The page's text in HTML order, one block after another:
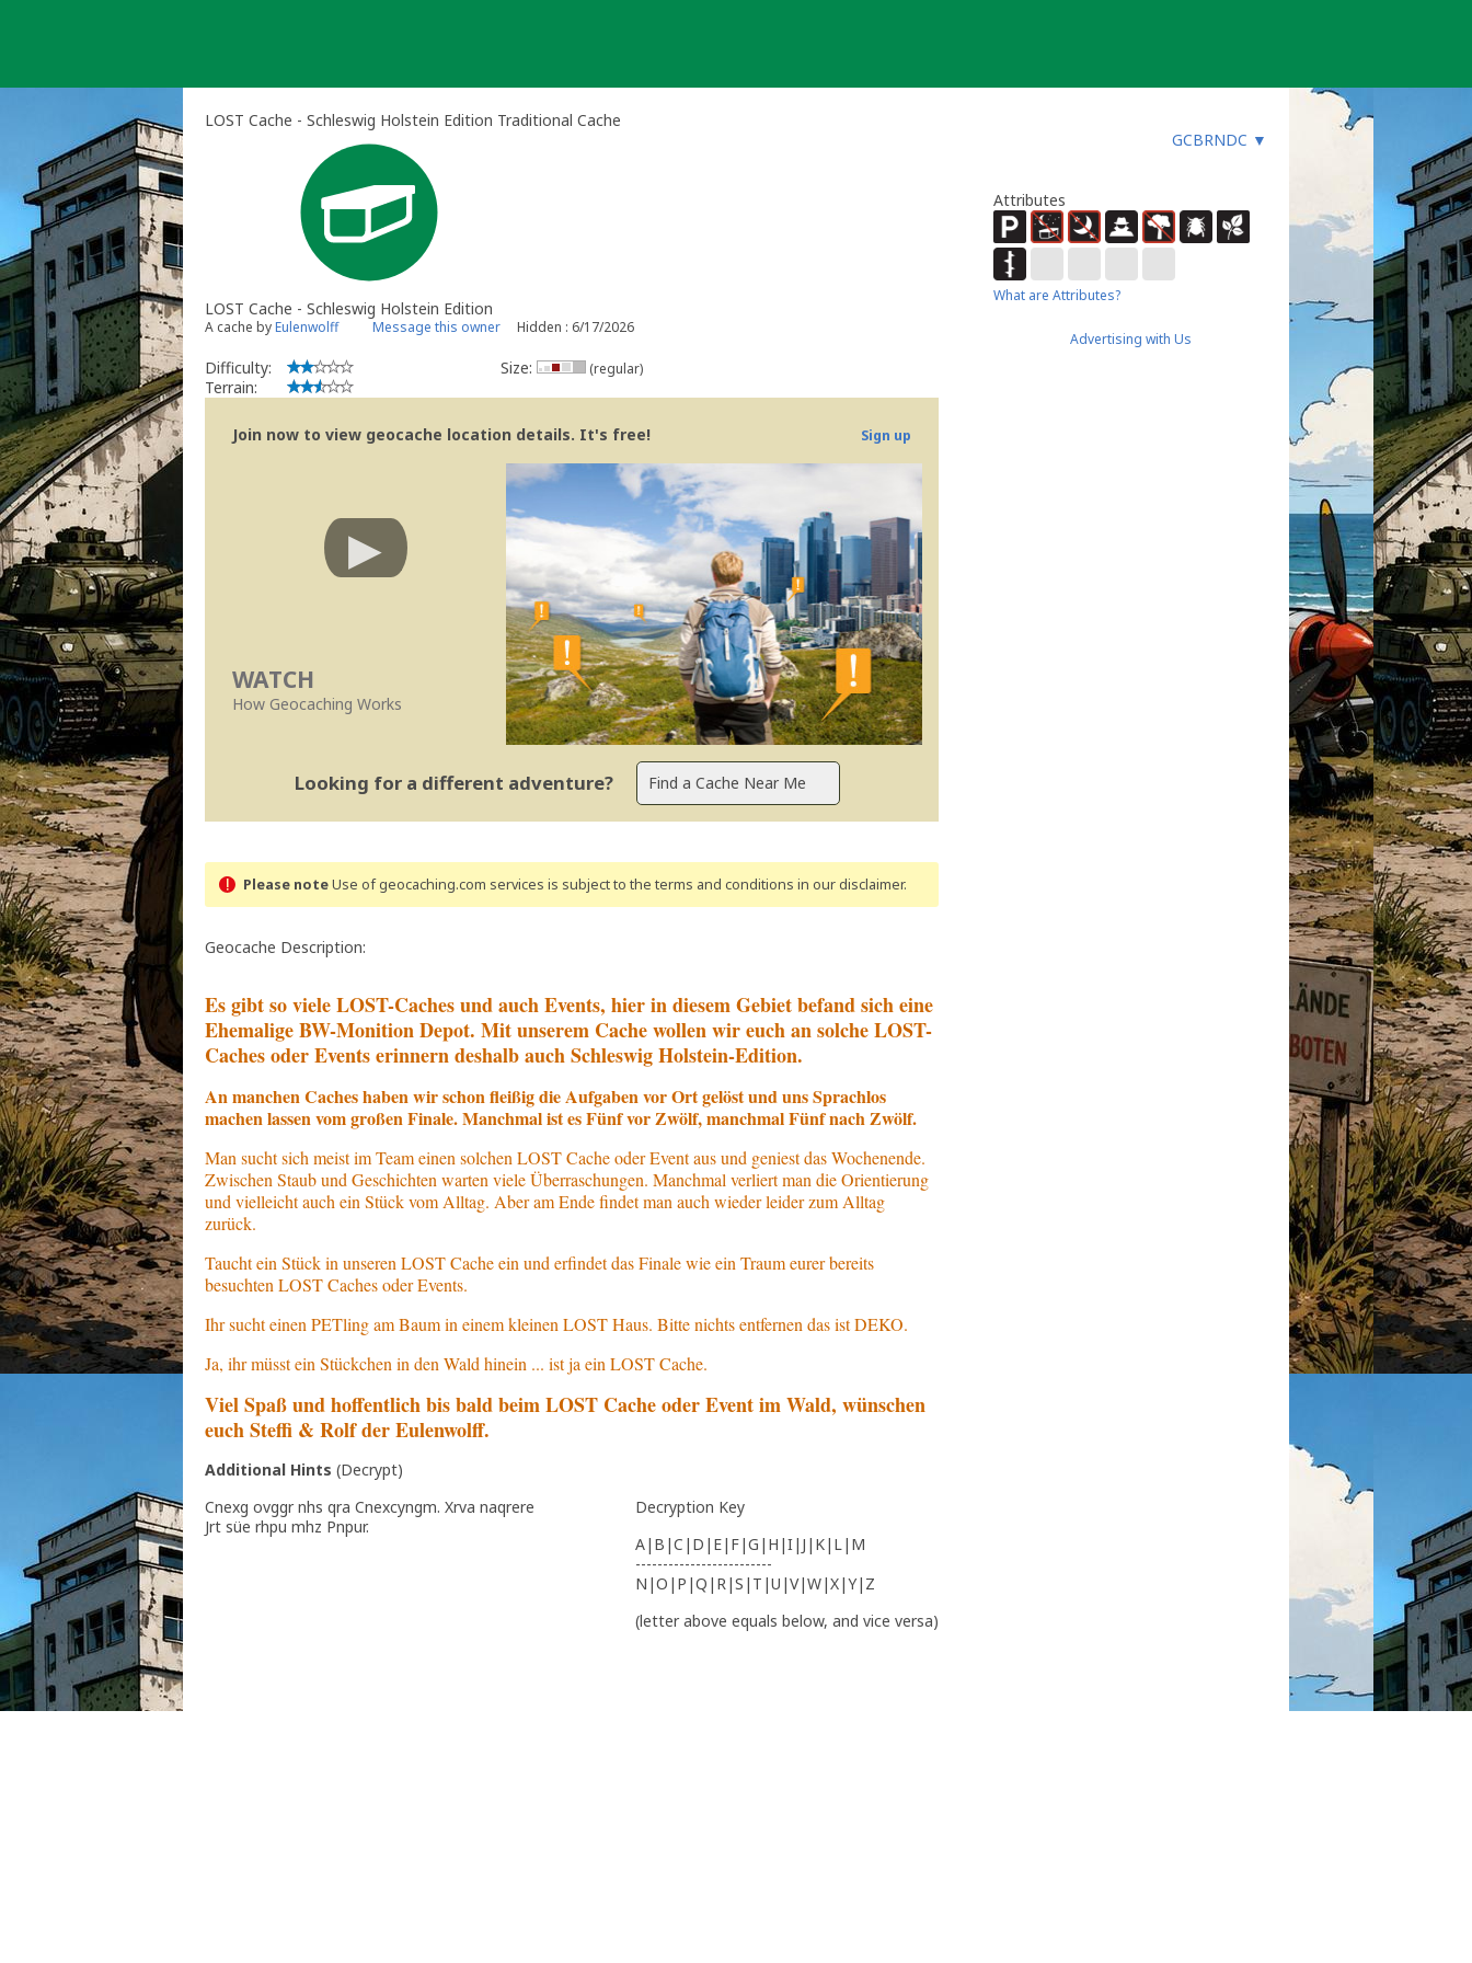
LOST Cache - Schleswig Holstein Edition Traditional Cache
GCBRNDC ▼
LOST Cache - Schleswig Holstein Edition
A cache byEulenwolff Message this owner Hidden : 6/17/2026
Difficulty:
Terrain:
Size: (regular)
Join now to view geocache location details. It's free! Sign up
WATCH
How Geocaching Works
Looking for a different adventure?
Please noteUse of geocaching.com services is subject to the terms and conditions in our disclaimer.
Geocache Description:
Es gibt so viele LOST-Caches und auch Events, hier in diesem Gebiet befand sich eine
Ehemalige BW-Monition Depot. Mit unserem Cache wollen wir euch an solche LOST-
Caches oder Events erinnern deshalb auch Schleswig Holstein-Edition.
An manchen Caches haben wir schon fleißig die Aufgaben vor Ort gelöst und uns Sprachlos
machen lassen vom großen Finale. Manchmal ist es Fünf vor Zwölf, manchmal Fünf nach Zwölf.
Man sucht sich meist im Team einen solchen LOST Cache oder Event aus und geniest das Wochenende.
Zwischen Staub und Geschichten warten viele Überraschungen. Manchmal verliert man die Orientierung
und vielleicht auch ein Stück vom Alltag. Aber am Ende findet man auch wieder leider zum Alltag
zurück.
Taucht ein Stück in unseren LOST Cache ein und erfindet das Finale wie ein Traum eurer bereits
besuchten LOST Caches oder Events.
Ihr sucht einen PETling am Baum in einem kleinen LOST Haus. Bitte nichts entfernen das ist DEKO.
Ja, ihr müsst ein Stückchen in den Wald hinein ... ist ja ein LOST Cache.
Viel Spaß und hoffentlich bis bald beim LOST Cache oder Event im Wald, wünschen
euch Steffi & Rolf der Eulenwolff.
Additional Hints (Decrypt)
Cnexg ovggr nhs qra Cnexcyngm. Xrva naqrere
Jrt süe rhpu mhz Pnpur.
Decryption Key
A|B|C|D|E|F|G|H|I|J|K|L|M
-------------------------
N|O|P|Q|R|S|T|U|V|W|X|Y|Z
(letter above equals below, and vice versa)
Attributes
What are Attributes?
Advertising with Us